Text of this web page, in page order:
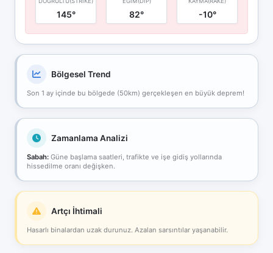
145° 82° -10°
Bölgesel Trend
Son 1 ay içinde bu bölgede (50km) gerçekleşen en büyük deprem!
Zamanlama Analizi
Sabah: Güne başlama saatleri, trafikte ve işe gidiş yollarında
hissedilme oranı değişken.
Artçı İhtimali
Hasarlı binalardan uzak durunuz. Azalan sarsıntılar yaşanabilir.